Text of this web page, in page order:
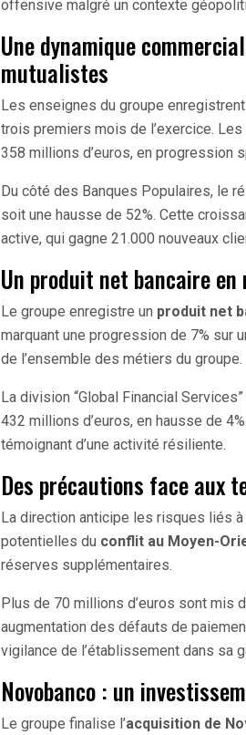
offensive malgré un contexte
Une dynamique
mutualistes
Les enseignes du groupe
trois premiers mois de l’exercice.
358 millions d’euros, en progression
Du côté des Banques Populaires, le
soit une hausse de 52%. Cette
active, qui gagne 21.000 nouveaux
Un produit net bancaire
Le groupe enregistre un produit net
marquant une progression de 7% sur
de l’ensemble des métiers du groupe.
La division “Global Financial
432 millions d’euros, en hausse de
témoignant d’une activité résiliente.
Des précautions face aux
La direction anticipe les risques liés
potentielles du conflit au Moyen-
réserves supplémentaires.
Plus de 70 millions d’euros sont mis
augmentation des défauts de
vigilance de l’établissement dans sa
Novobanco : un
Le groupe finalise l’acquisition de